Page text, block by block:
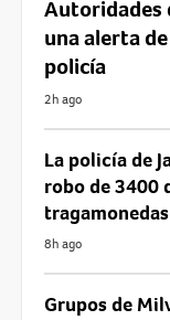
Autoridades
una alerta
policía
2h ago
La policía de
robo de 3400
tragamonedas
8h ago
Grupos de